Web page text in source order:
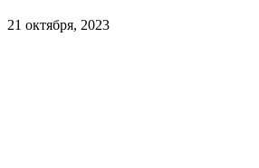
21 октября, 2023